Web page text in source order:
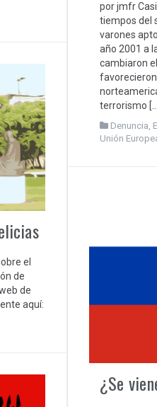
por jmfr
tiempos del
varones
año 2001 a
cambiaron
terrorismo […]
Denuncia,
Unión
el
de
de
aquí:
¿Se